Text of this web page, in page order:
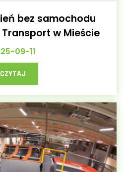
bez samochodu
w Mieście
09-11
CZYTAJ